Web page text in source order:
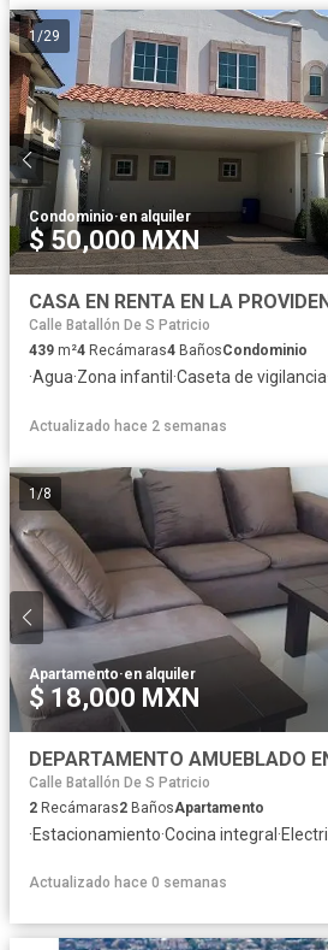
1 /29
Condominio·en alquiler
$ 50,000 MXN
CASA EN RENTA EN LA
Calle Batallón De S Patricio
439 m²4 Recámaras4 BañosCondominio
·Agua·Zona infantil ·Caseta de vigilancia
Actualizado hace 2 semanas
1/8
Apartamento·en alquiler
$ 18,000 MXN
DEPARTAMENTO AMUEBLADO
Calle Batallón De S Patricio
2 Recámaras2 BañosApartamento
·Estacionamiento·Cocina integral·
Actualizado hace 0 semanas